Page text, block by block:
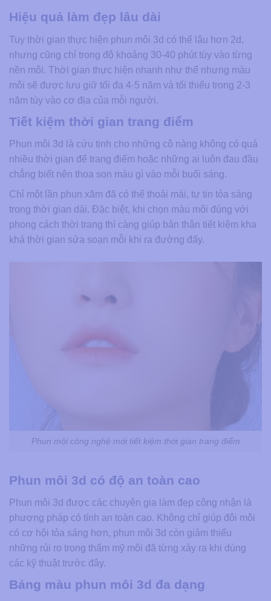
Hiệu quả làm đẹp lâu dài
Tuy thời gian thực hiện phun môi 3d có thể lâu hơn 2d,
nhưng cũng chỉ trong độ khoảng 30-40 phút tùy vào từng
nền môi. Thời gian thực hiện nhanh như thế nhưng màu
môi sẽ được lưu giữ tối đa 4-5 năm và tối thiểu trong 2-3
năm tùy vào cơ địa của mỗi người.
Tiết kiệm thời gian trang điểm
Phun môi 3d là cứu tinh cho những cô nàng không có quá
nhiều thời gian để trang điểm hoặc những ai luôn đau đầu
chẳng biết nên thoa son màu gì vào mỗi buổi sáng.
Chỉ một lần phun xăm đã có thể thoải mái, tự tin tỏa sáng
trong thời gian dài. Đặc biệt, khi chọn màu môi đúng với
phong cách thời trang thì càng giúp bản thân tiết kiệm kha
khá thời gian sửa soạn mỗi khi ra đường đấy.
Phun môi công nghệ mới tiết kiệm thời gian trang điểm
Phun môi 3d có độ an toàn cao
Phun môi 3d được các chuyên gia làm đẹp công nhận là
phương pháp có tính an toàn cao. Không chỉ giúp đôi môi
có cơ hội tỏa sáng hơn, phun môi 3d còn giảm thiểu
những rủi ro trong thẩm mỹ môi đã từng xảy ra khi dùng
các kỹ thuật trước đây.
Bảng màu phun môi 3d đa dạng